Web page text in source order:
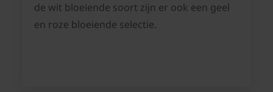
de wit bloeiende soort zijn er ook een geel
en roze bloeiende selectie.